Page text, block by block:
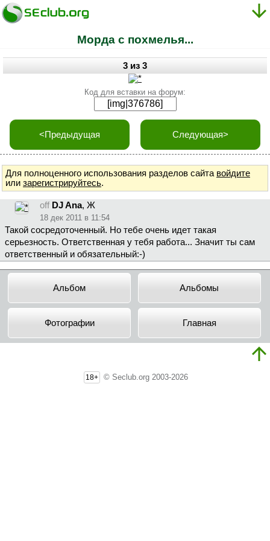
Морда с похмелья...
3 из 3
Код для вставки на форум:
<Предыдущая Следующая>
Для полноценного использования разделов сайта войдите
или зарегистрируйтесь.
off DJ Ana, Ж
18 дек 2011 в 11:54
Такой сосредоточенный. Но тебе очень идет такая
серьезность. Ответственная у тебя работа... Значит ты сам
ответственный и обязательный:-)
Альбом Альбомы
Фотографии Главная
18+ © Seclub.org 2003-2026